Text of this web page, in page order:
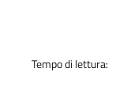
Tempo di lettura: